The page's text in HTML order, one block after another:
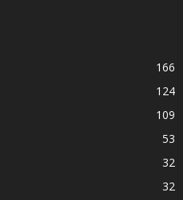
166
124
109
53
32
32